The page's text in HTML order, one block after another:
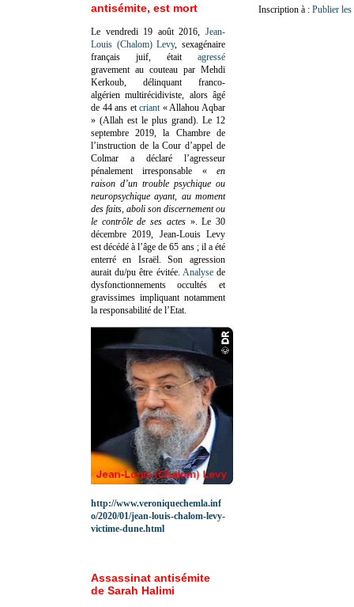
Inscription à : Publier
antisémite, est mort
Le vendredi 19 août 2016, Jean-
Louis (Chalom) Levy, sexagénaire
français juif, était agressé
gravement au couteau par Mehdi
Kerkoub, délinquant franco-
algérien multirécidiviste, alors âgé
de 44 ans etcriant « Allahou Aqbar
» (Allah est le plus grand). Le 12
septembre 2019, la Chambre de
l’instruction de la Cour d’appel de
Colmar a déclaré l’agresseur
pénalement irresponsable «en
raison d’un trouble psychique ou
neuropsychique ayant, au moment
des faits, aboli son discernement ou
le contrôle de ses actes». Le 30
décembre 2019, Jean-Louis Levy
est décédé à l’âge de 65 ans ; il a été
enterré en Israël. Son agression
aurait du/pu être évitée. Analysede
dysfonctionnements occultés et
gravissimes impliquant notamment
la responsabilité de l’Etat.
http://www.veroniquechemla.inf
o/2020/01/jean-louis-chalom-levy-
victime-dune.html
Assassinat antisémite
de Sarah Halimi